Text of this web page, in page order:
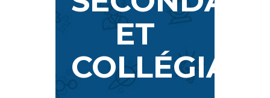
ET
COLLÉGIAL